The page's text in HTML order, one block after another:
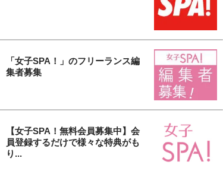
「女子SPA！」のフリーランス編
集者募集
【女子SPA！無料会員募集中】会
員登録するだけで様々な特典がも
り...